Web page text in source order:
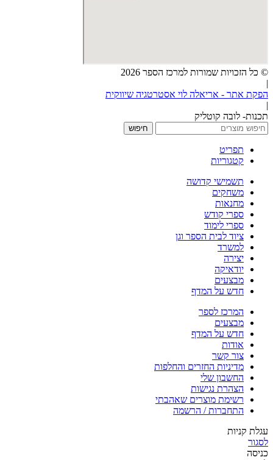
© כל הזכויות שמורות למרכז הספר 2026
|
הפקת אתר - אריאלה לוי אסטרטגיה שיווקית
|
תכנות- לובה קוטליק
חיפוש
תפריט
קטגוריות
תשמישי קדושה
משחקים
מחנאות
ספרי קודש
ספרי לימוד
ציוד לבית הספר וגן
למשרד
יצירה
יודאיקה
מבצעים
חדש על המדף
המרכז לספר
מבצעים
חדש על המדף
אודות
צור קשר
מדיניות החזרים והחלפות
החשבון שלי
הצהרת נגישות
רשימת מוצרים שאהבתי
התחברות / הרשמה
עגלת קניות
לסגור
כניסה